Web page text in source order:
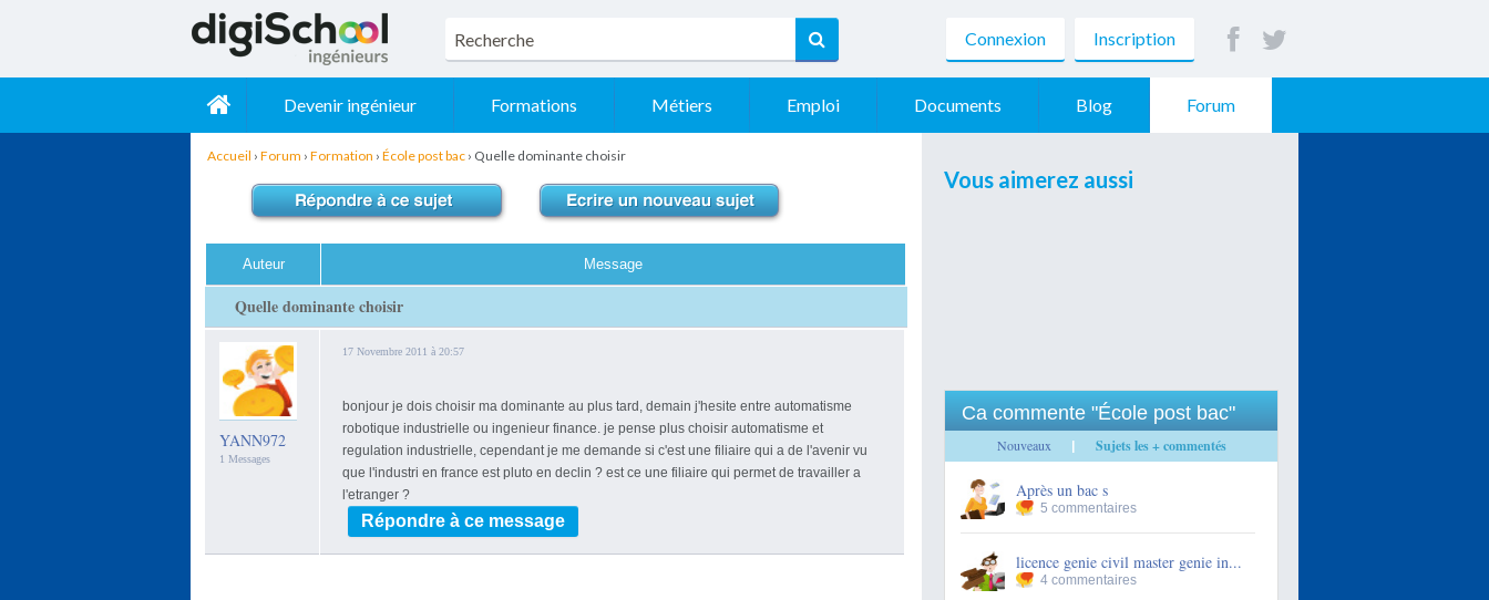
Connexion Inscription
Devenir ingénieur Formations Métiers Emploi Documents Blog Forum
Accueil ›Forum ›Formation ›École post bac › Quelle dominante choisir
Auteur Message
Quelle dominante choisir
YANN972
1 Messages
17 Novembre 2011 à 20:57
bonjour je dois choisir ma dominante au plus tard, demain j'hesite entre automatisme
robotique industrielle ou ingenieur finance. je pense plus choisir automatisme et
regulation industrielle, cependant je me demande si c'est une filiaire qui a de l'avenir vu
que l'industri en france est pluto en declin ? est ce une filiaire qui permet de travailler a
l'etranger ?
Répondre à ce message
Vous aimerez aussi
Ca commente "École post bac"
Nouveaux | Sujets les + commentés
Après un bac s
5 commentaires
licence genie civil master genie in...
4 commentaires